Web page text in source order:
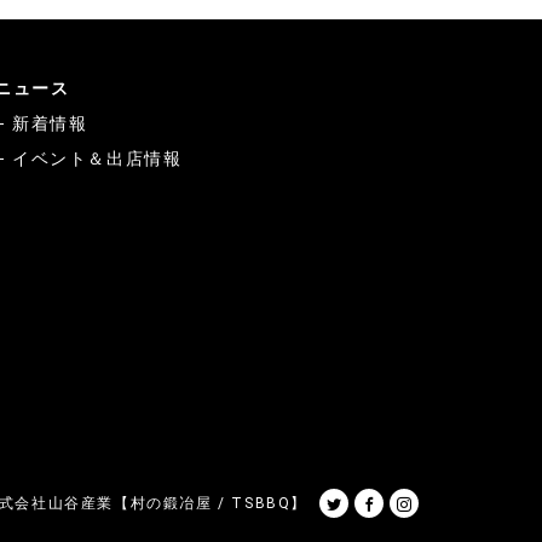
ュース
新着情報
イベント＆出店情報
Twitter
Facebook
Instagram
会社山谷産業【村の鍛冶屋 / TSBBQ】